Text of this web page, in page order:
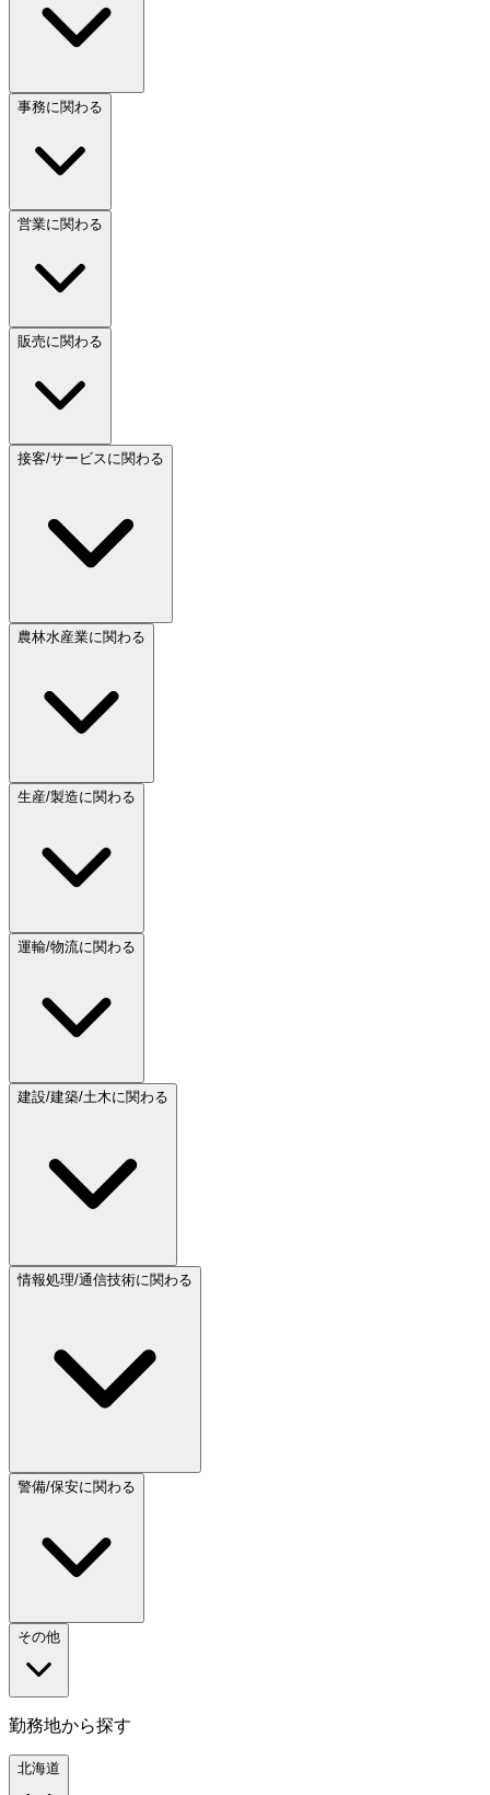
事務に関わる
営業に関わる
販売に関わる
接客/サービスに関わる
農林水産業に関わる
生産/製造に関わる
運輸/物流に関わる
建設/建築/土木に関わる
情報処理/通信技術に関わる
警備/保安に関わる
その他
勤務地から探す
北海道